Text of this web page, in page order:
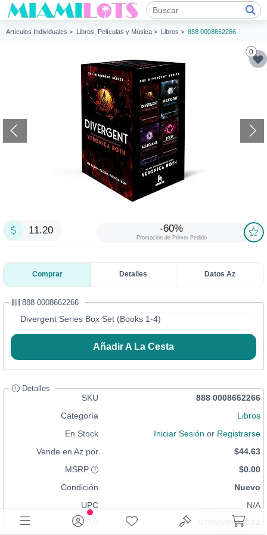
Artículos Individuales > Libros, Películas y Música > Libros > 888 0008662266
0
11.20 -60%
Promoción de Primer Pedido
Comprar Detalles Datos Az
888 0008662266
Divergent Series Box Set (Books 1-4)
Añadir A La Cesta
Detalles
SKU
888 0008662266
Categoría
Libros
En Stock
Iniciar Sesión or Registrarse
Vende en Az por
$44.63
MSRP
$0.00
Condición
Nuevo
UPC
N/A
EAN
9780008662264